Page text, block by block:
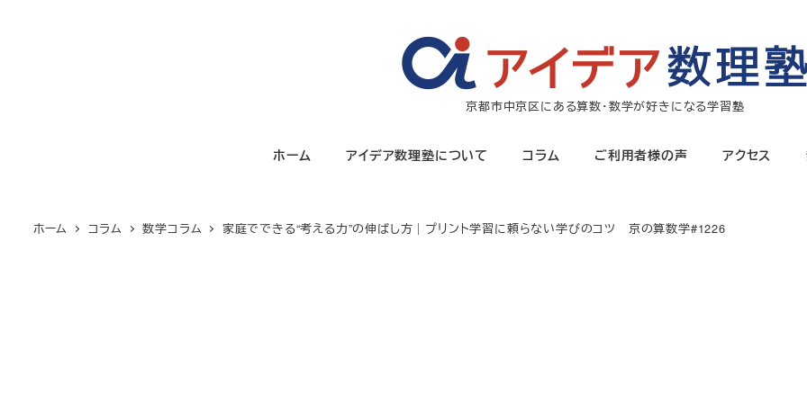
京都市中京区にある算数・数学が好きになる学習塾
ホーム アイデア数理塾について コラム ご利用者様の声 アクセス
ホーム コラム 数学コラム 家庭でできる“考える力”の伸ばし方｜プリント学習に頼らない学びのコツ 京の算数学#1226